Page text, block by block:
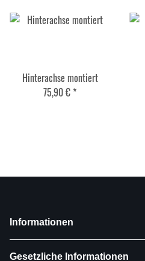
Hinterachse montiert
75,90 € *
Informationen
Gesetzliche Informationen